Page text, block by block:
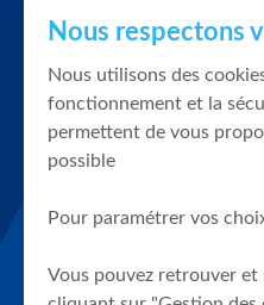
Nous respectons
Nous utilisons des
fonctionnement et la
permettent de vous
possible
Pour paramétrer vos
Vous pouvez retrouver